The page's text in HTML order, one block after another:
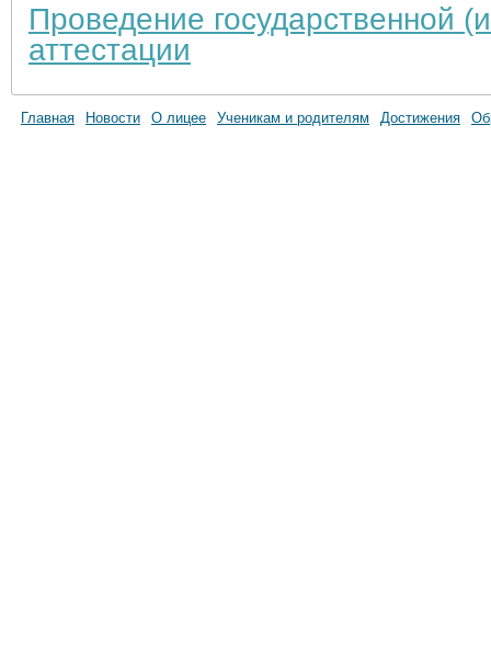
Проведение государственной
аттестации
Главная Новости О лицее Ученикам и родителям Достижения